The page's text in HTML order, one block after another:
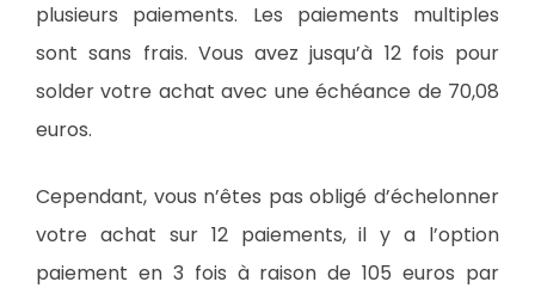
plusieurs paiements. Les paiements multiples
sont sans frais. Vous avez jusqu’à 12 fois pour
solder votre achat avec une échéance de 70,08
euros.
Cependant, vous n’êtes pas obligé d’échelonner
votre achat sur 12 paiements, il y a l’option
paiement en 3 fois à raison de 105 euros par